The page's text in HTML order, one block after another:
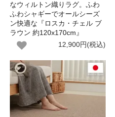
なウィルトン織りラグ。ふわ
ふわシャギーでオールシーズ
ン快適な『ロスカ・チェル ブ
ラウン 約120x170cm』
12,900円(税込)